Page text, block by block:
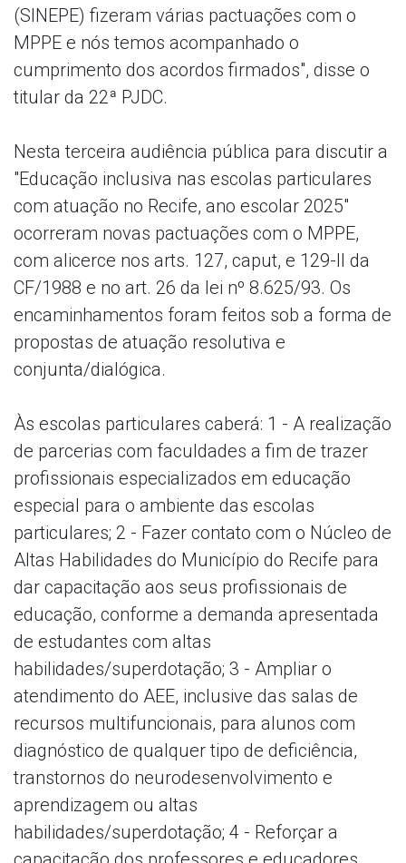
(SINEPE) fizeram várias pactuações com o
MPPE e nós temos acompanhado o
cumprimento dos acordos firmados", disse o
titular da 22ª PJDC.
Nesta terceira audiência pública para discutir a
"Educação inclusiva nas escolas particulares
com atuação no Recife, ano escolar 2025"
ocorreram novas pactuações com o MPPE,
com alicerce nos arts. 127, caput, e 129-II da
CF/1988 e no art. 26 da lei nº 8.625/93. Os
encaminhamentos foram feitos sob a forma de
propostas de atuação resolutiva e
conjunta/dialógica.
Às escolas particulares caberá: 1 - A realização
de parcerias com faculdades a fim de trazer
profissionais especializados em educação
especial para o ambiente das escolas
particulares; 2 - Fazer contato com o Núcleo de
Altas Habilidades do Município do Recife para
dar capacitação aos seus profissionais de
educação, conforme a demanda apresentada
de estudantes com altas
habilidades/superdotação; 3 - Ampliar o
atendimento do AEE, inclusive das salas de
recursos multifuncionais, para alunos com
diagnóstico de qualquer tipo de deficiência,
transtornos do neurodesenvolvimento e
aprendizagem ou altas
habilidades/superdotação; 4 - Reforçar a